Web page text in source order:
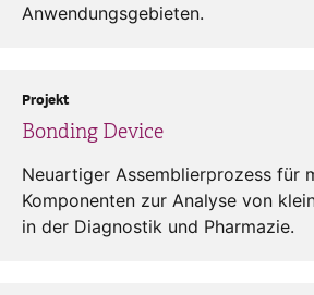
Anwendungsgebieten.
Bonding Device
Projekt
Neuartiger Assemblierprozess für
Komponenten zur Analyse von
in der Diagnostik und Pharmazie.